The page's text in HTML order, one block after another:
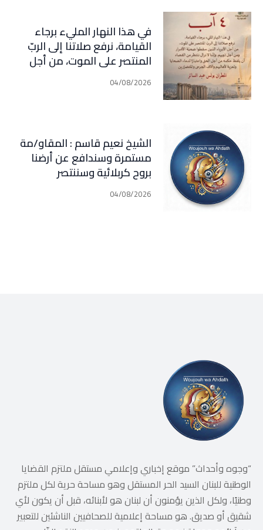
في هذا النهار المليء برجاء
القيامة، نرفع صلاتنا إلى الربّ
المنتصر على الموت، من أجل
الأبرياء الذين سقطوا ضحيّة
الأشرار ومن أجل ذويهم. وإننا لا
لدماء الضحايا وتعزية لأهاليهم
وآلاف الجرحى
والمتضررين(المطران بولس عبد
الساتر)
04/08/2026
الشيخ نعيم قاسم : المقاو/مة
مستمرة وسندافع عن أرضنا
بروح كربلائية وسننتصر
04/08/2026
“وجوه وأحداث” موقع إخباري وإعلامي مستقل ملتزم القضايا
الوطنية للبنان السيد الحر المستقل وهو مساحة حرية لكل ملتزم
وطنيًا، ولكل الذين يؤمنون أن لبنان هو لأبنائه، قبل أن يكون لأي
شقيق أو صديق. هو مساحة إعلامية للصحافيين الناشئين للتعبير